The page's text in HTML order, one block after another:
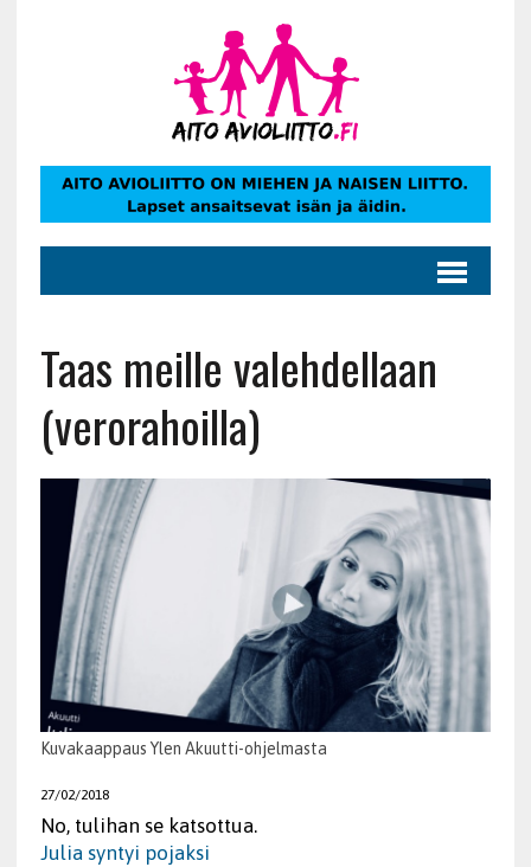
Taas meille valehdellaan
(verorahoilla)
Kuvakaappaus Ylen Akuutti-ohjelmasta
27/02/2018
No, tulihan se katsottua.
Julia syntyi pojaksi